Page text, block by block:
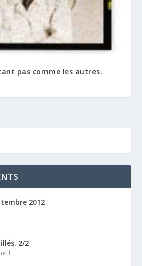
pas comme les autres.
2012
2/2
!!